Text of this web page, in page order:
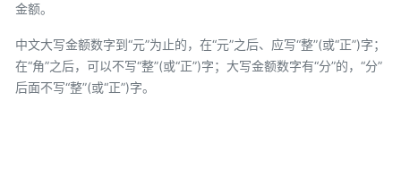
金额。
中文大写金额数字到“元”为止的，在“元”之后、应写“整”(或“正”)字；
在“角”之后，可以不写“整”(或“正”)字；大写金额数字有“分”的，“分”
后面不写“整”(或“正”)字。